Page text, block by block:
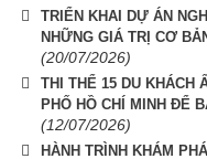
TRIỂN KHAI DỰ ÁN
NHỮNG GIÁ TRỊ CƠ
(20/07/2026)
THI THỂ 15 DU KHÁCH
PHỐ HỒ CHÍ MINH ĐỂ
(12/07/2026)
HÀNH TRÌNH KHÁM